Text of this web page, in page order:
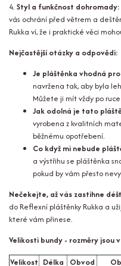
4. Styl a funkčnost dohromady:
vás ochrání před větrem a
Rukka ví, že i praktické věci
Nejčastější otázky a odpovědi:
Je pláštěnka vhodná
navržena tak, aby byla
Můžete ji mít vždy po
Jak odolná je tato
vyrobena z kvalitních
běžnému opotřebení.
Co když mi nebude
a výstřihu se pláštěnka
pokud by vám přesto
Nečekejte, až vás zastihne
do Reflexní pláštěnky Rukka a
které vám přinese.
Velikosti bundy - rozměry jsou
Velikost Délka Obvod